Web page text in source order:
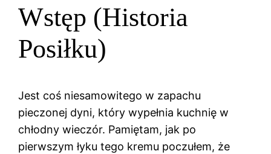
Wstęp (Historia
Posiłku)
Jest coś niesamowitego w zapachu
pieczonej dyni, który wypełnia kuchnię w
chłodny wieczór. Pamiętam, jak po
pierwszym łyku tego kremu poczułem, że